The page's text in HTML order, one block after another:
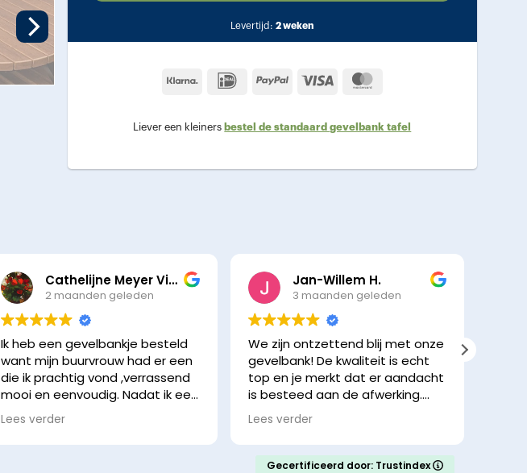
Levertijd:2 weken
Klarna IDeal PayPal Visa
Liever een kleiners bestel de standaard gevelbank tafel
Cathelijne Meyer Viol
2 maanden geleden
Ik heb een gevelbankje besteld
want mijn buurvrouw had er een
die ik prachtig vond ,verrassend
mooi en eenvoudig. Nadat ik een
offerte kreeg , de factuur en
betaald had was hij er binnen
enkele dagen. Op de rekening
Lees verder
Jan-Willem H.
3 maanden geleden
We zijn ontzettend blij met onze
gevelbank! De kwaliteit is echt
top en je merkt dat er aandacht
is besteed aan de afwerking.
Het contact was fijn en de
afhandeling ging vlot.
De bank staat prachtig in de
Lees verder
Gecertificeerd door: Trustindex